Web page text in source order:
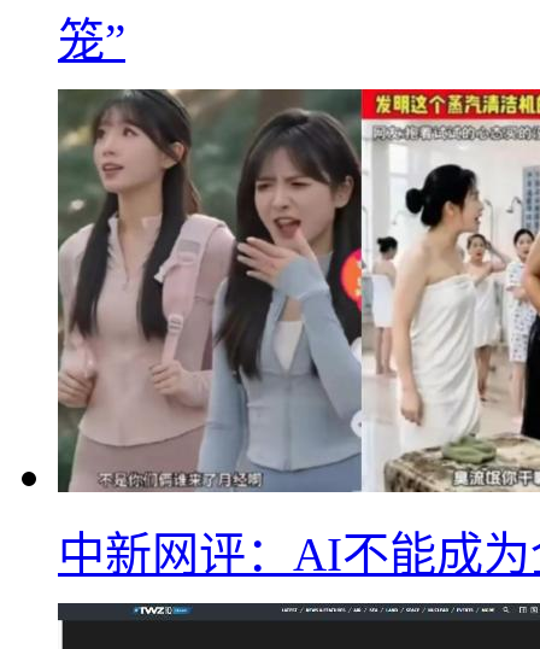
笼”
中新网评：AI不能成